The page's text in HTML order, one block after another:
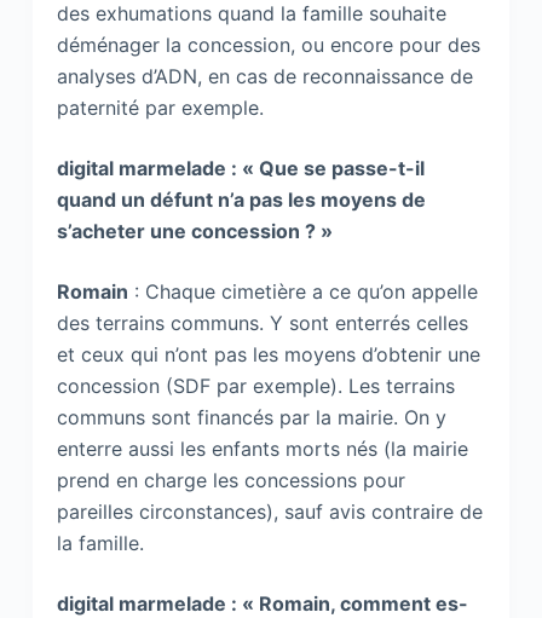
des exhumations quand la famille souhaite
déménager la concession, ou encore pour des
analyses d’ADN, en cas de reconnaissance de
paternité par exemple.
digital marmelade : « Que se passe-t-il
quand un défunt n’a pas les moyens de
s’acheter une concession ? »
Romain : Chaque cimetière a ce qu’on appelle
des terrains communs. Y sont enterrés celles
et ceux qui n’ont pas les moyens d’obtenir une
concession (SDF par exemple). Les terrains
communs sont financés par la mairie. On y
enterre aussi les enfants morts nés (la mairie
prend en charge les concessions pour
pareilles circonstances), sauf avis contraire de
la famille.
digital marmelade : « Romain, comment es-